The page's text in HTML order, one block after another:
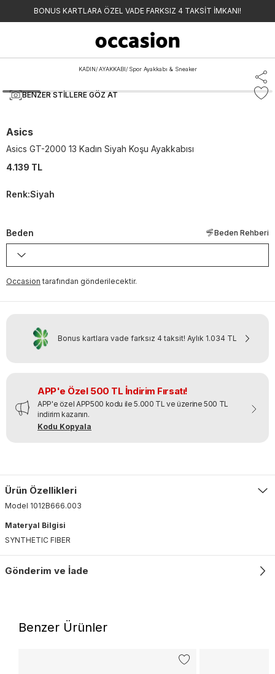
BONUS KARTLARA ÖZEL VADE FARKSIZ 4 TAKSİT İMKANI!
KADIN/ AYAKKABI/ Spor Ayakkabı & Sneaker
BENZER STILLERE GÖZ AT
Asics
Asics GT-2000 13 Kadın Siyah Koşu Ayakkabısı
4.139 TL
Renk:Siyah
Beden Beden Rehberi
Occasion tarafından gönderilecektir.
Bonus kartlara vade farksız 4 taksit! Aylık 1.034 TL
APP'e Özel 500 TL İndirim Fırsatı!
APP'e özel APP500 kodu ile 5.000 TL ve üzerine 500 TL
indirim kazanın.
Kodu Kopyala
Ürün Özellikleri
Model 1012B666.003
Materyal Bilgisi
SYNTHETIC FIBER
Gönderim ve İade
Benzer Ürünler